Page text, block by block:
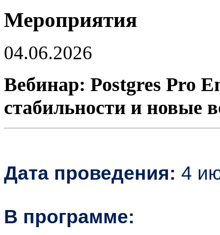
Мероприятия
04.06.2026
Вебинар: Postgres Pro
стабильности и новые
Дата проведения: 4
В программе: